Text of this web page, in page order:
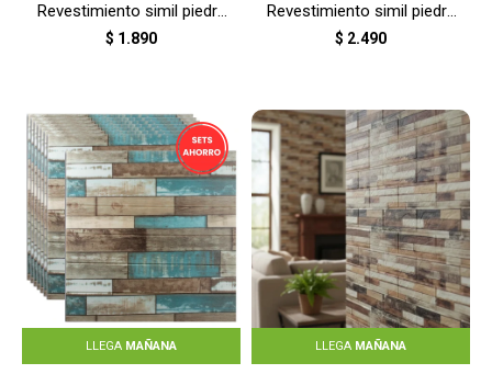
Revestimiento simil piedra
- TABLA RUSTICA
$ 1.890
Revestimiento simil piedra
- TABLA RUSTICA
$ 2.490
LLEGA MAÑANA LLEGA MAÑANA